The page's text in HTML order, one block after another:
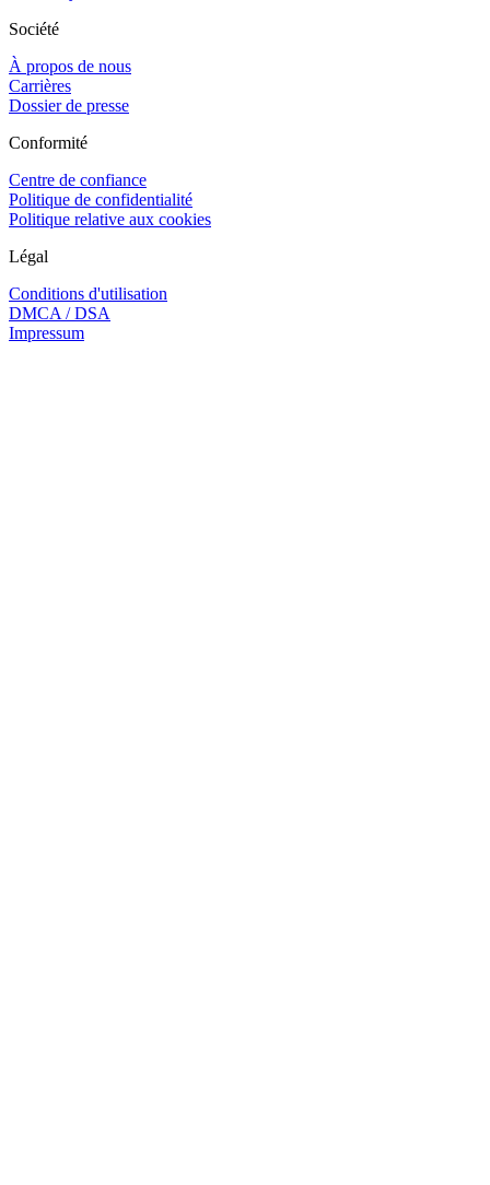
Société
À propos de nous
Carrières
Dossier de presse
Conformité
Centre de confiance
Politique de confidentialité
Politique relative aux cookies
Légal
Conditions d'utilisation
DMCA / DSA
Impressum